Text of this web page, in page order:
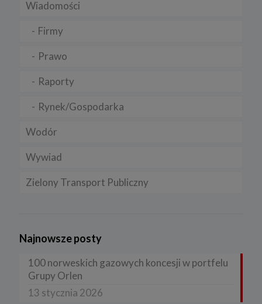
Wiadomości
Firmy
Prawo
Raporty
Rynek/Gospodarka
Wodór
Wywiad
Zielony Transport Publiczny
Najnowsze posty
100 norweskich gazowych koncesji w portfelu
Grupy Orlen
13 stycznia 2026